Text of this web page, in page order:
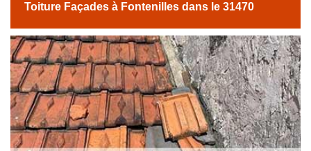
Toiture Façades à Fontenilles dans le 31470